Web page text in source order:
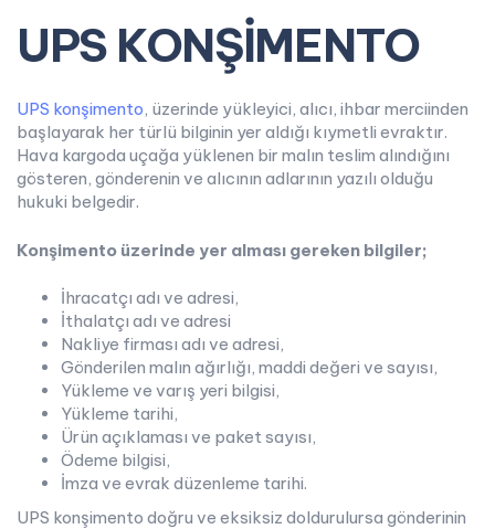
UPS KONŞİMENTO
UPS konşimento, üzerinde yükleyici, alıcı, ihbar merciinden
başlayarak her türlü bilginin yer aldığı kıymetli evraktır.
Hava kargoda uçağa yüklenen bir malın teslim alındığını
gösteren, gönderenin ve alıcının adlarının yazılı olduğu
hukuki belgedir.
Konşimento üzerinde yer alması gereken bilgiler;
İhracatçı adı ve adresi,
İthalatçı adı ve adresi
Nakliye firması adı ve adresi,
Gönderilen malın ağırlığı, maddi değeri ve sayısı,
Yükleme ve varış yeri bilgisi,
Yükleme tarihi,
Ürün açıklaması ve paket sayısı,
Ödeme bilgisi,
İmza ve evrak düzenleme tarihi.
UPS konşimento doğru ve eksiksiz doldurulursa gönderinin